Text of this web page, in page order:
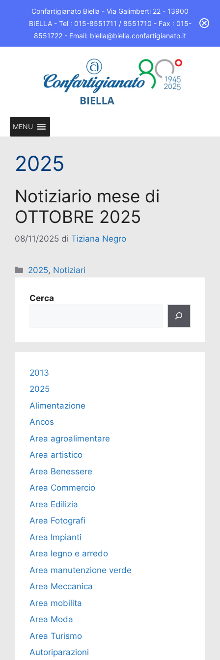
Confartigianato Biella - Via Galimberti 22 - 13900
BIELLA - Tel : 015-8551711 / 8551710 - Fax : 015-
8551722 - Email: biella@biella.confartigianato.it
MENU
2025
Notiziario mese di
OTTOBRE 2025
08/11/2025 di Tiziana Negro
2025, Notiziari
Cerca
2013
2025
Alimentazione
Ancos
Area agroalimentare
Area artistico
Area Benessere
Area Commercio
Area Edilizia
Area Fotografi
Area Impianti
Area legno e arredo
Area manutenzione verde
Area Meccanica
Area mobilita
Area Moda
Area Turismo
Autoriparazioni